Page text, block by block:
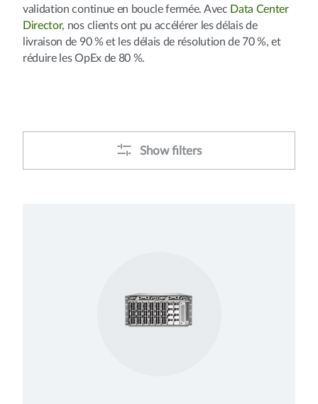
validation continue en boucle fermée. Avec Data Center
Director, nos clients ont pu accélérer les délais de
livraison de 90 % et les délais de résolution de 70 %, et
réduire les OpEx de 80 %.
Show filters